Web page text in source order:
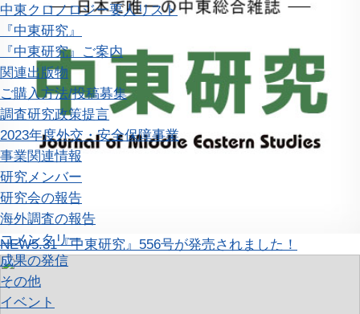
中東クロノロジー要人リスト
『中東研究』
『中東研究』ご案内
関連出版物
ご購入方法/投稿募集
調査研究政策提言
2023年度外交・安全保障事業
事業関連情報
研究メンバー
研究会の報告
海外調査の報告
コメンタリー
成果の発信
その他
イベント
NEW5.31『中東研究』556号が発売されました！